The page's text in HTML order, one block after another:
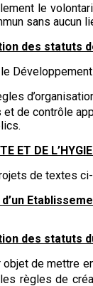
le
sans aucun
des statuts
de contrôle
ET DE
de textes
des statuts
de mettre
règles de